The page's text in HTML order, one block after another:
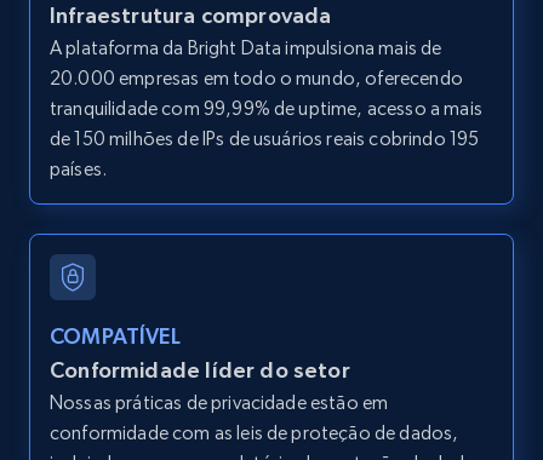
URL, ID, User id, Use url, Title, Headline, Post
text, Date posted, and more.
11.3K+ 1.5K+ Comece grátis
URL
URL, ID, User id, Use url, Title, Headline, Post
11.3K+ 1.5K+ Comece grátis
Infraestrutura comprovada
A plataforma da Bright Data impulsiona mais de
20.000 empresas em todo o mundo, oferecendo
tranquilidade com 99,99% de uptime, acesso a mais
de 150 milhões de IPs de usuários reais cobrindo 195
países.
COMPATÍVEL
Conformidade líder do setor
Nossas práticas de privacidade estão em
conformidade com as leis de proteção de dados,